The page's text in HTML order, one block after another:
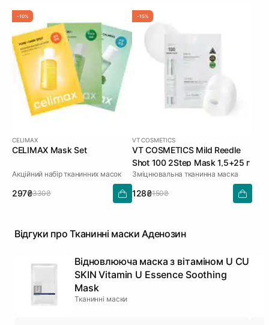
-10%
CELIMAX
CELIMAX Mask Set
Акційний набір тканинних масок
297₴330₴
-15%
VT COSMETICS
VT COSMETICS Mild Reedle
Shot 100 2Step Mask 1,5+25 г
Зміцнювальна тканинна маска
128₴150₴
Відгуки про Тканинні маски Аденозин
Відновлююча маска з вітаміном U CU
SKIN Vitamin U Essence Soothing
Mask
Тканинні маски